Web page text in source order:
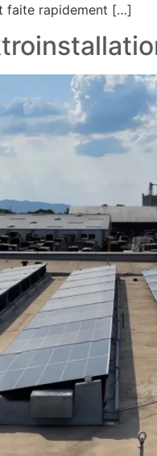
faite rapidement […]